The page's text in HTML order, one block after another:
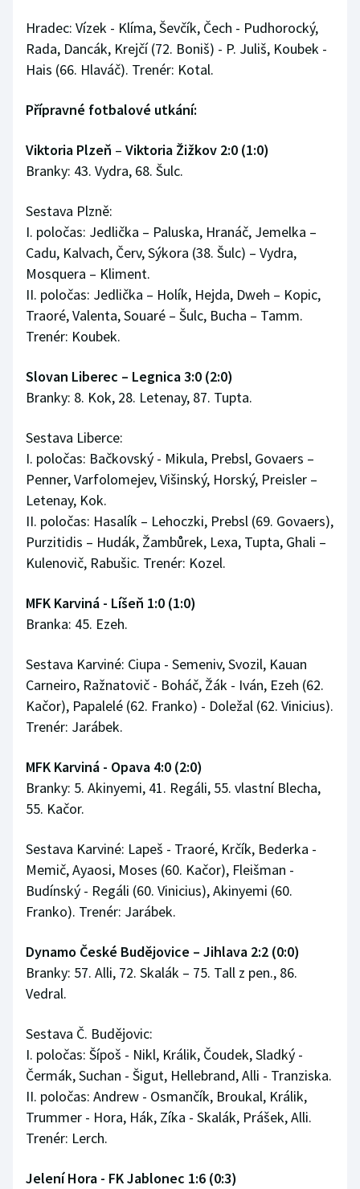
Hradec: Vízek - Klíma, Ševčík, Čech - Pudhorocký,
Rada, Dancák, Krejčí (72. Boniš) - P. Juliš, Koubek -
Hais (66. Hlaváč). Trenér: Kotal.
Přípravné fotbalové utkání:
Viktoria Plzeň – Viktoria Žižkov 2:0 (1:0)
Branky: 43. Vydra, 68. Šulc.
Sestava Plzně:
I. poločas: Jedlička – Paluska, Hranáč, Jemelka –
Cadu, Kalvach, Červ, Sýkora (38. Šulc) – Vydra,
Mosquera – Kliment.
II. poločas: Jedlička – Holík, Hejda, Dweh – Kopic,
Traoré, Valenta, Souaré – Šulc, Bucha – Tamm.
Trenér: Koubek.
Slovan Liberec – Legnica 3:0 (2:0)
Branky: 8. Kok, 28. Letenay, 87. Tupta.
Sestava Liberce:
I. poločas: Bačkovský - Mikula, Prebsl, Govaers –
Penner, Varfolomejev, Višinský, Horský, Preisler –
Letenay, Kok.
II. poločas: Hasalík – Lehoczki, Prebsl (69. Govaers),
Purzitidis – Hudák, Žambůrek, Lexa, Tupta, Ghali –
Kulenovič, Rabušic. Trenér: Kozel.
MFK Karviná - Líšeň 1:0 (1:0)
Branka: 45. Ezeh.
Sestava Karviné: Ciupa - Semeniv, Svozil, Kauan
Carneiro, Ražnatovič - Boháč, Žák - Iván, Ezeh (62.
Kačor), Papalelé (62. Franko) - Doležal (62. Vinicius).
Trenér: Jarábek.
MFK Karviná - Opava 4:0 (2:0)
Branky: 5. Akinyemi, 41. Regáli, 55. vlastní Blecha,
55. Kačor.
Sestava Karviné: Lapeš - Traoré, Krčík, Bederka -
Memič, Ayaosi, Moses (60. Kačor), Fleišman -
Budínský - Regáli (60. Vinicius), Akinyemi (60.
Franko). Trenér: Jarábek.
Dynamo České Budějovice – Jihlava 2:2 (0:0)
Branky: 57. Alli, 72. Skalák – 75. Tall z pen., 86.
Vedral.
Sestava Č. Budějovic:
I. poločas: Šípoš - Nikl, Králik, Čoudek, Sladký -
Čermák, Suchan - Šigut, Hellebrand, Alli - Tranziska.
II. poločas: Andrew - Osmančík, Broukal, Králik,
Trummer - Hora, Hák, Zíka - Skalák, Prášek, Alli.
Trenér: Lerch.
Jelení Hora - FK Jablonec 1:6 (0:3)